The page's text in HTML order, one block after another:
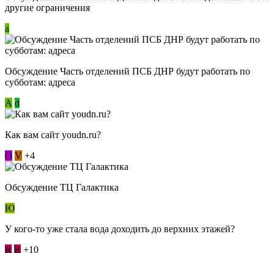
другие ограничения
a
Обсуждение Часть отделений ПСБ ДНР будут работать по
субботам: адреса
А d
Как вам сайт youdn.ru?
О V +4
Обсуждение ТЦ Галактика
Ю
У кого-то уже стала вода доходить до верхних этажей?
R R +10